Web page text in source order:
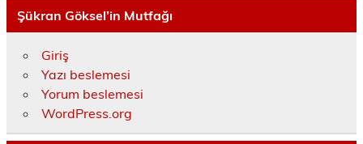
Şükran Göksel’in Mutfağı
Giriş
Yazı beslemesi
Yorum beslemesi
WordPress.org